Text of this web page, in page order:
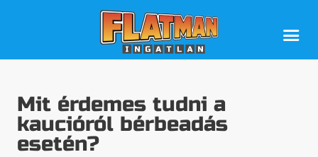
Mit érdemes tudni a
kaucióról bérbeadás
esetén?